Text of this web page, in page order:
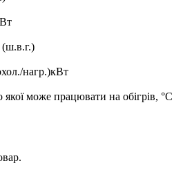
(ш.в.г.)
нагр.)кВт
може працювати на обігрів, °C